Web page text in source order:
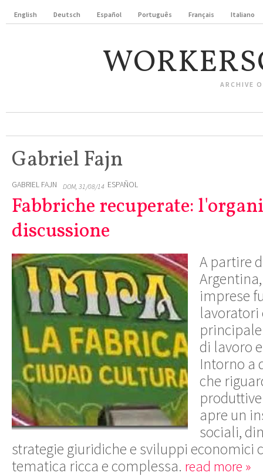
English Deutsch Español Português Français Italiano
ARCHIVE
Gabriel Fajn
GABRIEL FAJN DOM, 31/08/14 ESPAÑOL
Fabbriche recuperate:
discussione
A partire
imprese
lavoratori
di lavoro
Intorno a
che
apre un
sociali,
strategie giuridiche e sviluppi economici
tematica ricca e complessa. read more »